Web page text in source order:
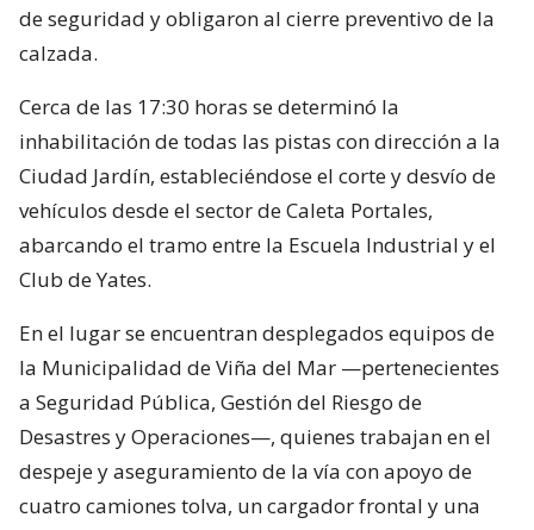
de seguridad y obligaron al cierre preventivo de la
calzada.
Cerca de las 17:30 horas se determinó la
inhabilitación de todas las pistas con dirección a la
Ciudad Jardín, estableciéndose el corte y desvío de
vehículos desde el sector de Caleta Portales,
abarcando el tramo entre la Escuela Industrial y el
Club de Yates.
En el lugar se encuentran desplegados equipos de
la Municipalidad de Viña del Mar —pertenecientes
a Seguridad Pública, Gestión del Riesgo de
Desastres y Operaciones—, quienes trabajan en el
despeje y aseguramiento de la vía con apoyo de
cuatro camiones tolva, un cargador frontal y una